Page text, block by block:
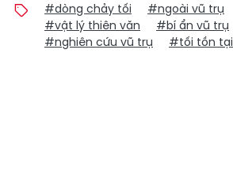
#dòng chảy tối
#ngoài vũ trụ
#vật lý thiên văn
#bí ẩn vũ trụ
#nghiên cứu vũ trụ
#tối tồn tại